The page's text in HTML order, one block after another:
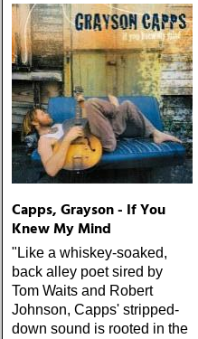
Capps, Grayson - If You
Knew My Mind
"Like a whiskey-soaked,
back alley poet sired by
Tom Waits and Robert
Johnson, Capps' stripped-
down sound is rooted in the